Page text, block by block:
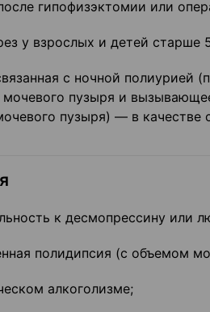
гипофизэктомии или
у взрослых и детей старше
с ночной полиурией
пузыря и
пузыря) — в качестве
к десмопрессину или
полидипсия (с объемом
алкоголизме;